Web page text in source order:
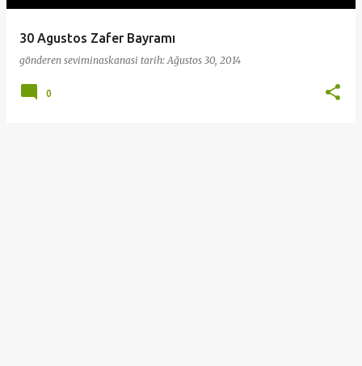
30 Agustos Zafer Bayramı
gönderen seviminaskanasi tarih:Ağustos 30, 2014
0